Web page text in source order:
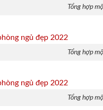
Tổng hợp
Tổng hợp
Tổng hợp